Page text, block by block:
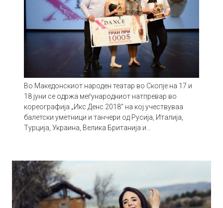
Во Македонскиот народен театар во Скопје на 17 и
18 јуни се одржа меѓународниот натпревар во
кореографија „Икс Денс 2018“ на кој учествуваа
балетски уметници и танчери од Русија, Италија,
Турција, Украина, Велика Британија и…